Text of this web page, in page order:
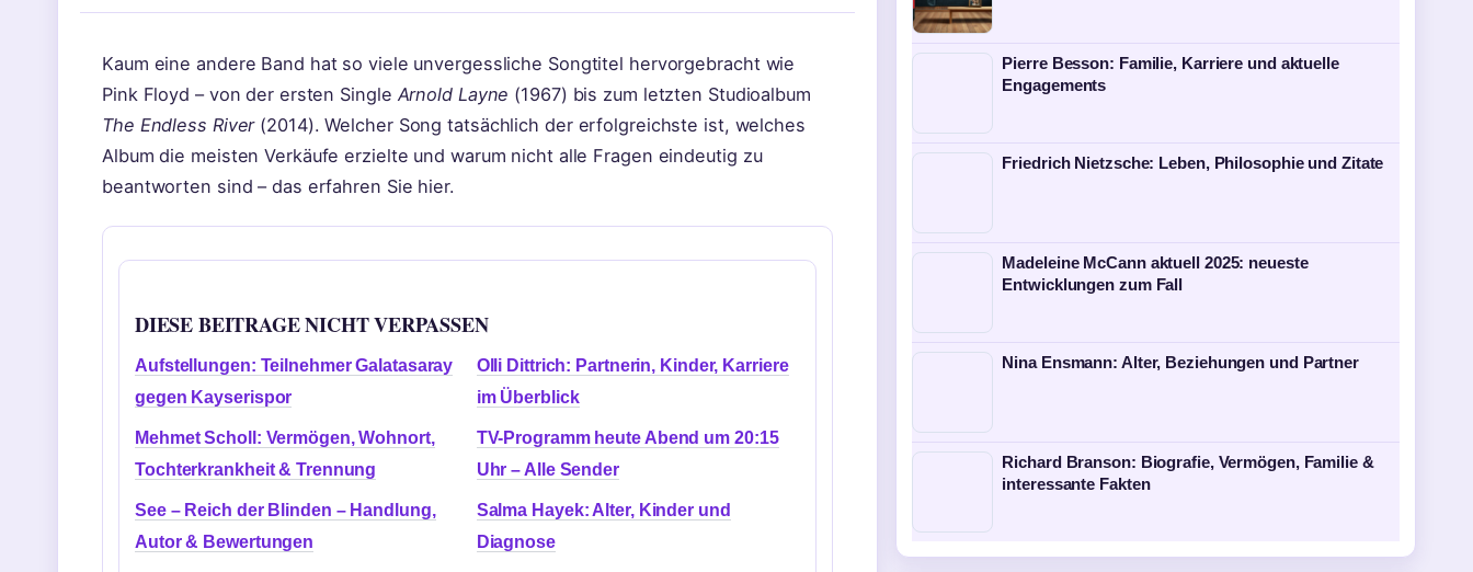
Kaum eine andere Band hat so viele unvergessliche Songtitel hervorgebracht wie
Pink Floyd – von der ersten Single Arnold Layne (1967) bis zum letzten Studioalbum
The Endless River(2014). Welcher Song tatsächlich der erfolgreichste ist, welches
Album die meisten Verkäufe erzielte und warum nicht alle Fragen eindeutig zu
beantworten sind – das erfahren Sie hier.
DIESE BEITRAGE NICHT VERPASSEN
Aufstellungen: Teilnehmer Galatasaray
gegen Kayserispor
Olli Dittrich: Partnerin, Kinder, Karriere
im Überblick
Mehmet Scholl: Vermögen, Wohnort,
Tochterkrankheit & Trennung
TV-Programm heute Abend um 20:15
Uhr – Alle Sender
See – Reich der Blinden – Handlung,
Autor & Bewertungen
Salma Hayek: Alter, Kinder und
Diagnose
Pierre Besson: Familie, Karriere und aktuelle
Engagements
Friedrich Nietzsche: Leben, Philosophie und Zitate
Madeleine McCann aktuell 2025: neueste
Entwicklungen zum Fall
Nina Ensmann: Alter, Beziehungen und Partner
Richard Branson: Biografie, Vermögen, Familie &
interessante Fakten